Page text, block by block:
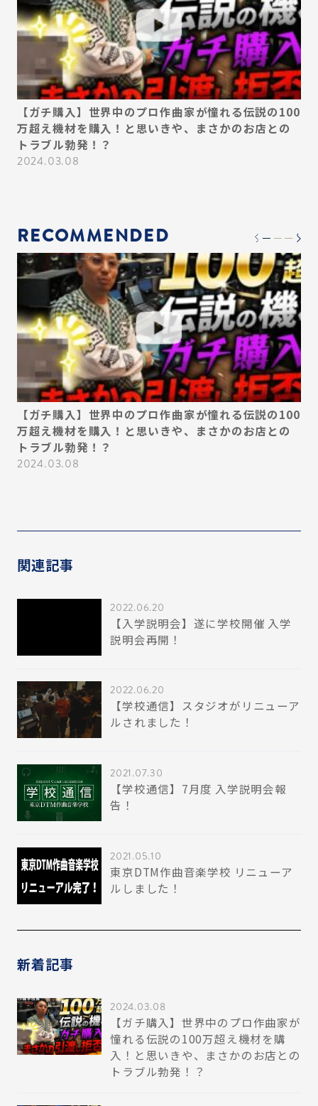
【ガチ購入】世界中のプロ作曲家が憧れる伝説の100
万超え機材を購入！と思いきや、まさかのお店との
トラブル勃発！？
2024.03.08
RECOMMENDED
【ガチ購入】世界中のプロ作曲家が憧れる伝説の100
万超え機材を購入！と思いきや、まさかのお店との
トラブル勃発！？
2024.03.08
関連記事
2022.06.20
【入学説明会】遂に学校開催 入学
説明会再開！
2022.06.20
【学校通信】スタジオがリニューア
ルされました！
2021.07.30
【学校通信】7月度 入学説明会報
告！
2021.05.10
東京DTM作曲音楽学校 リニューア
ルしました！
新着記事
2024.03.08
【ガチ購入】世界中のプロ作曲家が
憧れる伝説の100万超え機材を購
入！と思いきや、まさかのお店との
トラブル勃発！？